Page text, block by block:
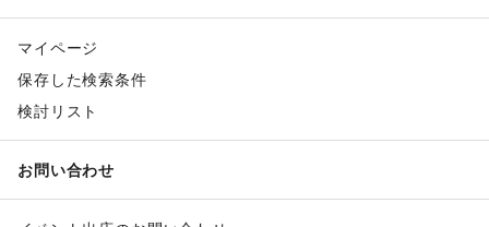
マイページ
保存した検索条件
検討リスト
お問い合わせ